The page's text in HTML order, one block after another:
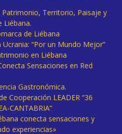
Patrimonio, Territorio, Paisaje y
Liébana.
de Liébana
“Por un Mundo Mejor”
en Liébana
Sensaciones en Red
Gastronómica.
Cooperación LEADER “36
CANTABRIA”
conecta sensaciones y
experiencias»